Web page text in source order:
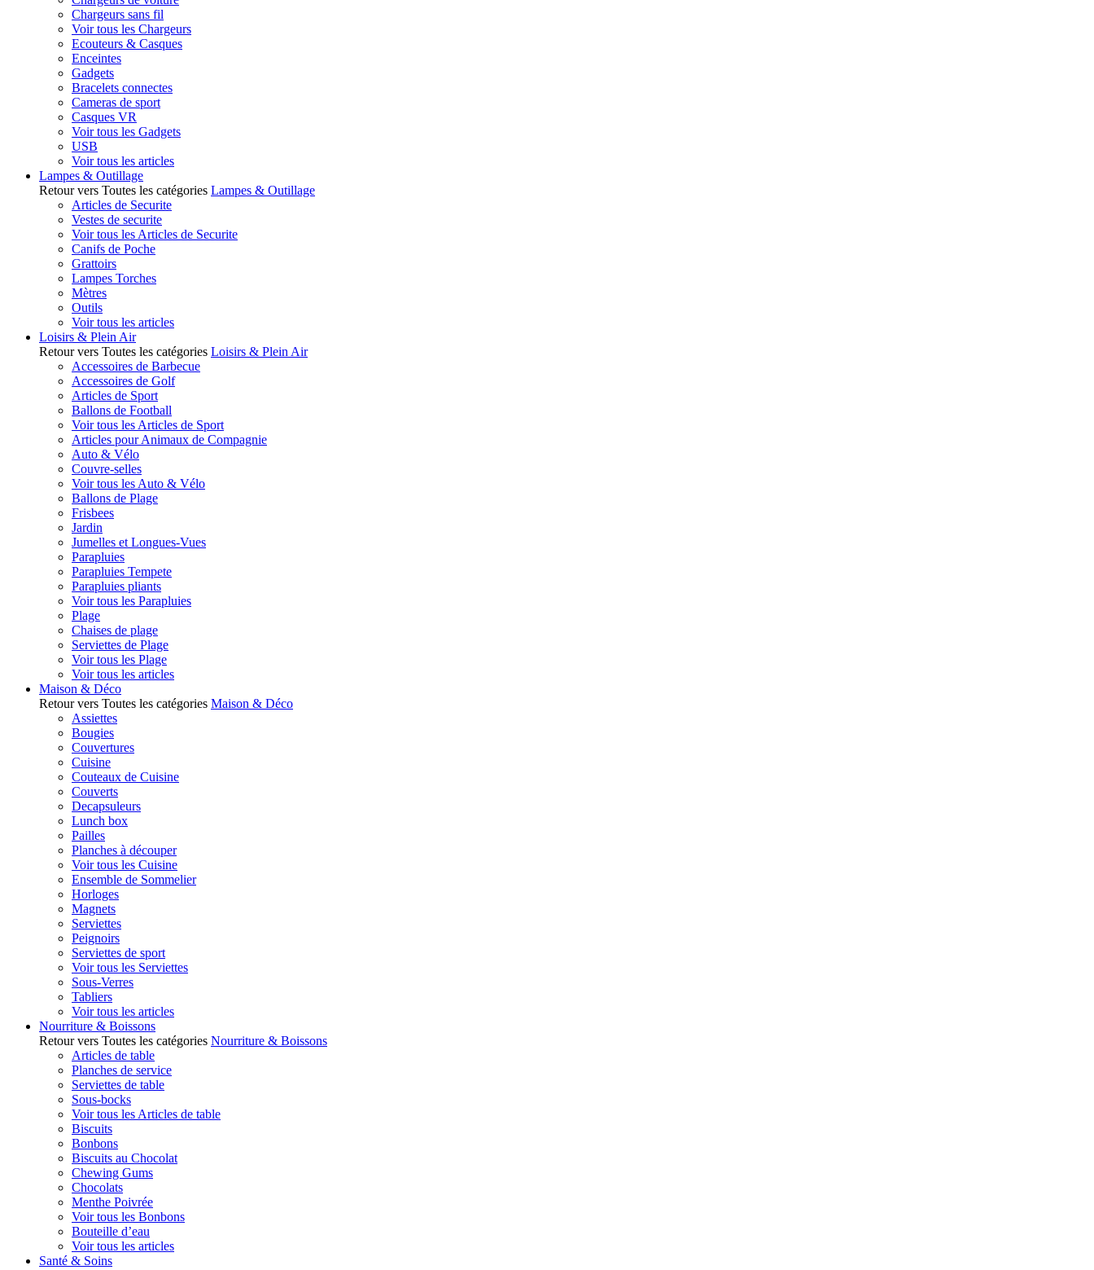
Chargeurs sans fil
Voir tous les Chargeurs
Ecouteurs & Casques
Enceintes
Gadgets
Bracelets connectes
Cameras de sport
Casques VR
Voir tous les Gadgets
USB
Voir tous les articles
Lampes & Outillage
Retour vers Toutes les catégories Lampes & Outillage
Articles de Securite
Vestes de securite
Voir tous les Articles de Securite
Canifs de Poche
Grattoirs
Lampes Torches
Mètres
Outils
Voir tous les articles
Loisirs & Plein Air
Retour vers Toutes les catégories Loisirs & Plein Air
Accessoires de Barbecue
Accessoires de Golf
Articles de Sport
Ballons de Football
Voir tous les Articles de Sport
Articles pour Animaux de Compagnie
Auto & Vélo
Couvre-selles
Voir tous les Auto & Vélo
Ballons de Plage
Frisbees
Jardin
Jumelles et Longues-Vues
Parapluies
Parapluies Tempete
Parapluies pliants
Voir tous les Parapluies
Plage
Chaises de plage
Serviettes de Plage
Voir tous les Plage
Voir tous les articles
Maison & Déco
Retour vers Toutes les catégories Maison & Déco
Assiettes
Bougies
Couvertures
Cuisine
Couteaux de Cuisine
Couverts
Decapsuleurs
Lunch box
Pailles
Planches à découper
Voir tous les Cuisine
Ensemble de Sommelier
Horloges
Magnets
Serviettes
Peignoirs
Serviettes de sport
Voir tous les Serviettes
Sous-Verres
Tabliers
Voir tous les articles
Nourriture & Boissons
Retour vers Toutes les catégories Nourriture & Boissons
Articles de table
Planches de service
Serviettes de table
Sous-bocks
Voir tous les Articles de table
Biscuits
Bonbons
Biscuits au Chocolat
Chewing Gums
Chocolats
Menthe Poivrée
Voir tous les Bonbons
Bouteille d’eau
Voir tous les articles
Santé & Soins